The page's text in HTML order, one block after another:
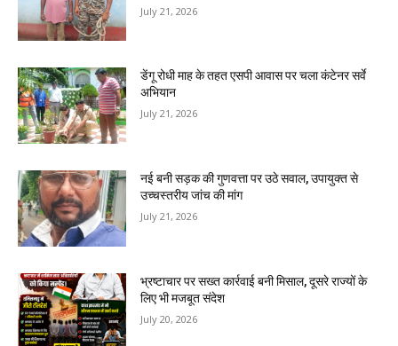
July 21, 2026
डेंगू रोधी माह के तहत एसपी आवास पर चला कंटेनर सर्वे
अभियान
July 21, 2026
नई बनी सड़क की गुणवत्ता पर उठे सवाल, उपायुक्त से
उच्चस्तरीय जांच की मांग
July 21, 2026
भ्रष्टाचार पर सख्त कार्रवाई बनी मिसाल, दूसरे राज्यों के
लिए भी मजबूत संदेश
July 20, 2026